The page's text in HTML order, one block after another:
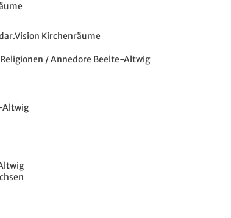
Kirchenräume
/ Annedore Beelte-Altwig
Altwig